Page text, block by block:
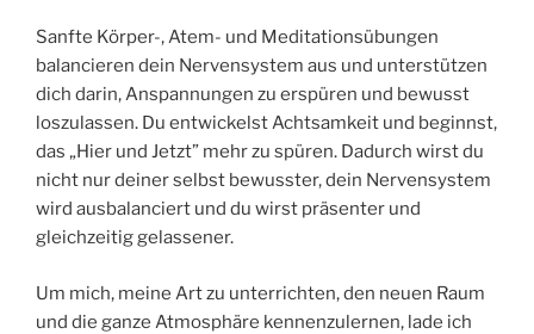
Sanfte Körper-, Atem- und Meditationsübungen
balancieren dein Nervensystem aus und unterstützen
dich darin, Anspannungen zu erspüren und bewusst
loszulassen. Du entwickelst Achtsamkeit und beginnst,
das „Hier und Jetzt” mehr zu spüren. Dadurch wirst du
nicht nur deiner selbst bewusster, dein Nervensystem
wird ausbalanciert und du wirst präsenter und
gleichzeitig gelassener.
Um mich, meine Art zu unterrichten, den neuen Raum
und die ganze Atmosphäre kennenzulernen, lade ich